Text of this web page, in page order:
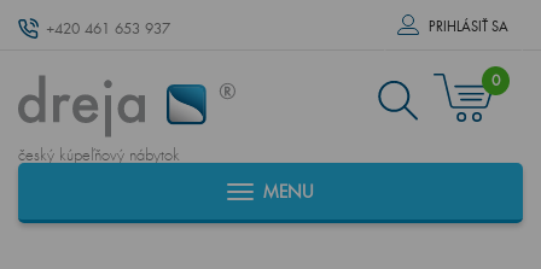
+420 461 653 937 PRIHLÁSIŤ SA
český kúpeľňový nábytok
0
MENU